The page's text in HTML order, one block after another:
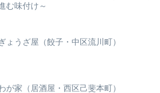
む味付け～
ょうざ屋（餃子・中区流川町）
が家（居酒屋・西区己斐本町）